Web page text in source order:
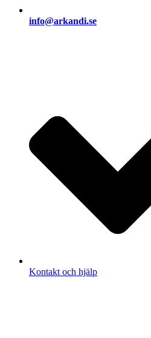
info@arkandi.se
Kontakt och hjälp